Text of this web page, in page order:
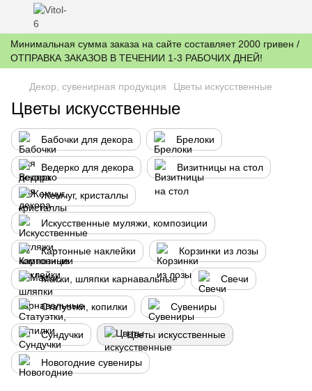
Минимальная сумма заказа на сайте составляет 2000 гривен /
ОТПРАВКА ЗАКАЗОВ В ТЕЧЕНИИ 1-3 РАБОЧИХ ДНЕЙ!
Декор, сувенирная продукция Цветы искусственные
Цветы искусственные
Бабочки для декора Брелоки
Ведерко для декора Визитницы на стол
Жемчуг, кристаллы
Искусственные муляжи, композиции
Картонные наклейки Корзинки из лозы
Маски, шляпки карнавальные Свечи
Статуэтки, копилки Сувениры
Сундучки Цветы искусственные
Новогодние сувениры